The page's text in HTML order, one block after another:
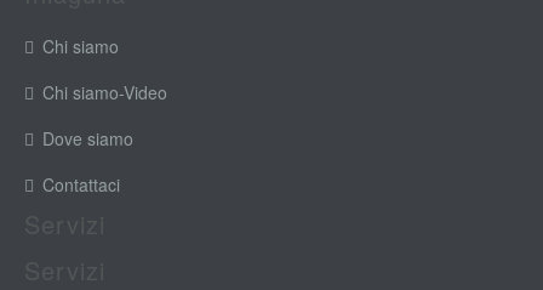
Chi siamo
Chi siamo-Video
Dove siamo
Contattaci